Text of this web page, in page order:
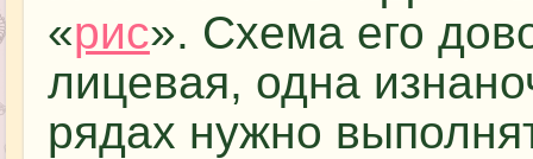
«рис». Схема его
лицевая, одна
рядах нужно